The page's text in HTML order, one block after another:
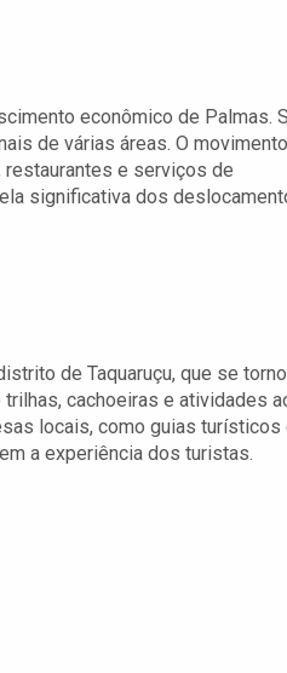
econômico de Palmas.
de várias áreas. O movimento
e serviços de
significativa dos
de Taquaruçu, que se
cachoeiras e atividades
locais, como guias turísticos
a experiência dos turistas.